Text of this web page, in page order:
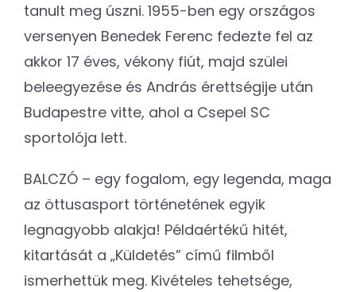
tanult meg úszni. 1955-ben egy országos
versenyen Benedek Ferenc fedezte fel az
akkor 17 éves, vékony fiút, majd szülei
beleegyezése és András érettségije után
Budapestre vitte, ahol a Csepel SC
sportolója lett.
BALCZÓ – egy fogalom, egy legenda, maga
az öttusasport történetének egyik
legnagyobb alakja! Példaértékű hitét,
kitartását a „Küldetés” című filmből
ismerhettük meg. Kivételes tehetsége,